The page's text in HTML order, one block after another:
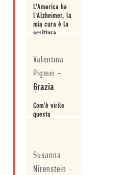
L'America ha
l'Alzheimer, la
mia cura è la
scrittura
Valentina
Pigmei -
Grazia
Com'è virile
questa
Susanna
Nirenstein -